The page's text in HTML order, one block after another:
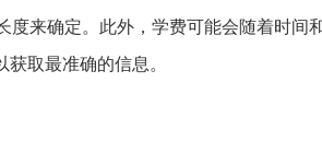
来确定。此外，学费可能会随着时间
取最准确的信息。